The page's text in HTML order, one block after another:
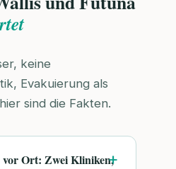
keine
Evakuierung als
sind die Fakten.
vor Ort: Zwei Kliniken,